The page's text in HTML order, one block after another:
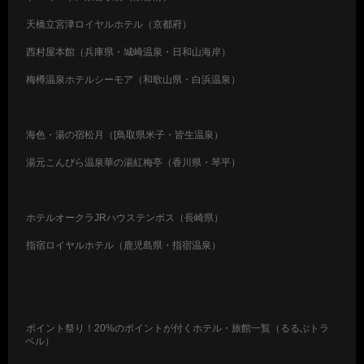
天橋立宮津ロイヤルホテル（京都府）
西村屋本館（兵庫県・城崎温泉・日和山海岸）
梅樽温泉ホテルシーモア（和歌山県・白浜温泉）
海色・湯の宿松月（[鳥取県米子・皆生温泉）
湯元こんぴら温泉華の湯紅梅亭（香川県・琴平）
ホテルオークラJRハウステンボス（長崎県）
指宿ロイヤルホテル（鹿児島県・指宿温泉）
ポイント祭り！20%のポイントが付くホテル・旅館一覧（るるぶトラ
ベル）